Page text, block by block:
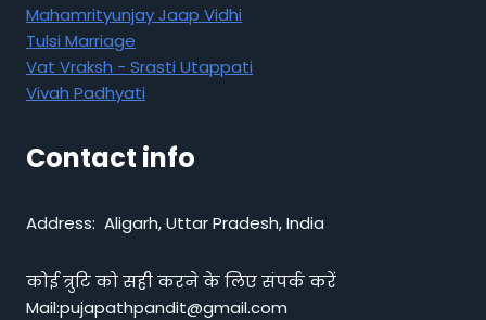
Mahamrityunjay Jaap Vidhi
Tulsi Marriage
Vat Vraksh - Srasti Utappati
Vivah Padhyati
Contact info
Address: Aligarh, Uttar Pradesh, India
कोई त्रुटि को सही करने के लिए संपर्क करें
Mail:pujapathpandit@gmail.com